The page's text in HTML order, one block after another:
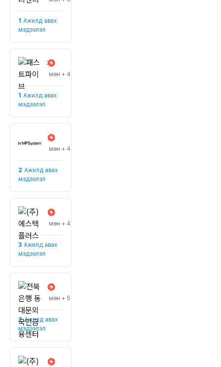
1 Ажилд авах
мэдээлэл
패스트파이브
#хамтын оффис
мөн + 4
1 Ажилд авах
мэдээлэл
(주)셈페르엠
#Робот зогсоол
мөн + 4
2 Ажилд авах
мэдээлэл
(주)에스텍플러스
#дунд хэмжээний компаниуд
мөн + 4
3 Ажилд авах
мэдээлэл
전북은행 동대문외국인금융센터
#томоохон корпорациуд
мөн + 5
2 Ажилд авах
мэдээлэл
(주)아워홈